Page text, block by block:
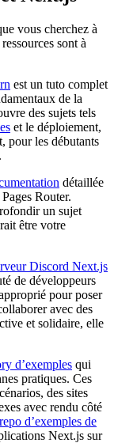
vous cherchez à
sont à
est un tuto complet
de la
des sujets tels
et le déploiement,
pour les débutants
détaillée
Router.
un sujet
être votre
Discord Next.js
de développeurs
pour poser
avec des
et solidaire, elle
d’exemples qui
pratiques. Ces
des sites
avec rendu côté
repo d’exemples de
Next.js sur